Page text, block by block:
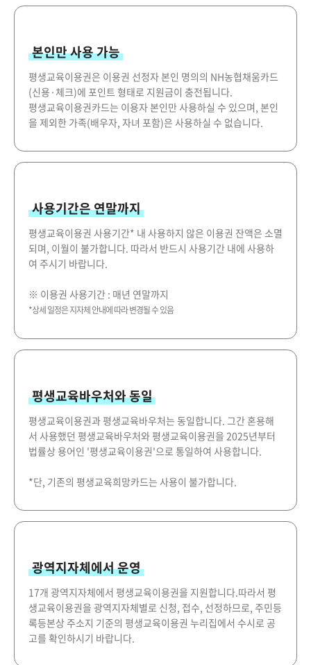
본인만 사용 가능
평생교육이용권은 이용권 선정자 본인 명의의 NH농협채움카드
(신용·체크)에 포인트 형태로 지원금이 충전됩니다.
평생교육이용권카드는 이용자 본인만 사용하실 수 있으며, 본인
을 제외한 가족(배우자, 자녀 포함)은 사용하실 수 없습니다.
사용기간은 연말까지
평생교육이용권 사용기간* 내 사용하지 않은 이용권 잔액은 소멸
되며, 이월이 불가합니다. 따라서 반드시 사용기간 내에 사용하
여 주시기 바랍니다.
※ 이용권 사용기간 : 매년 연말까지
*상세 일정은 지자체 안내에 따라 변경될 수 있음
평생교육바우처와 동일
평생교육이용권과 평생교육바우처는 동일합니다. 그간 혼용해
서 사용했던 평생교육바우처와 평생교육이용권을 2025년부터
법률상 용어인 '평생교육이용권'으로 통일하여 사용합니다.
*단, 기존의 평생교육희망카드는 사용이 불가합니다.
광역지자체에서 운영
17개 광역지자체에서 평생교육이용권을 지원합니다.따라서 평
생교육이용권을 광역지자체별로 신청, 접수, 선정하므로, 주민등
록등본상 주소지 기준의 평생교육이용권 누리집에서 수시로 공
고를 확인하시기 바랍니다.